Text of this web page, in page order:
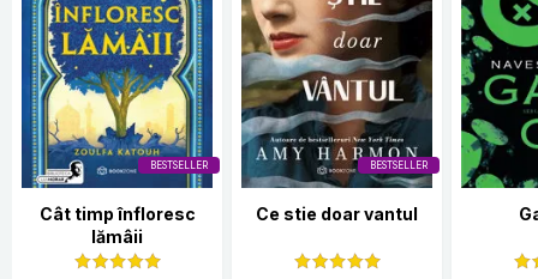
BESTSELLER
Cât timp înfloresc
lămâii
BESTSELLER
Ce stie doar vantul